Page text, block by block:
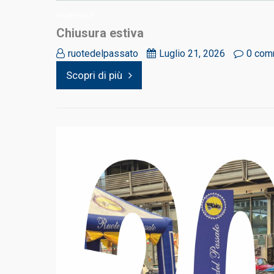
Chiusura estiva
ruotedelpassato Luglio 21, 2026 0
Scopri di più